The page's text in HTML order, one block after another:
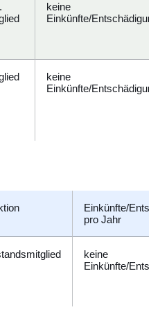
keine
Einkünfte/Entschädigung
keine
Einkünfte/Entschädigung
Einkünfte/
pro Jahr
keine
Einkünfte/